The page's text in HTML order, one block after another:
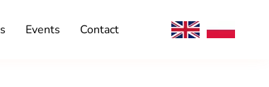
Events Contact